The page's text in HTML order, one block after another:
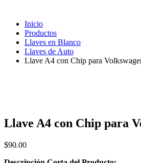
Inicio
Productos
Llaves en Blanco
Llaves de Auto
Llave A4 con Chip para
Llave A4 con Chip para
$90.00